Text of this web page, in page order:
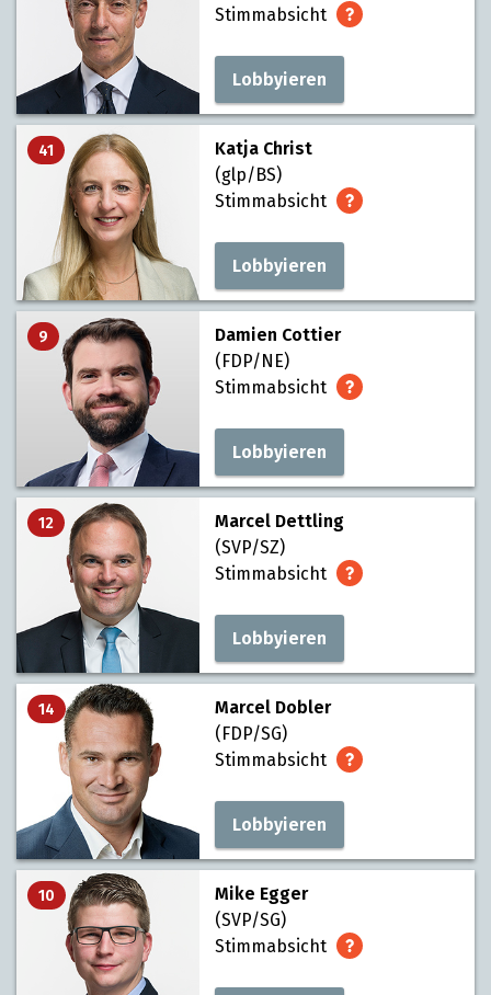
Stimmabsicht
Lobbyieren
41
Katja Christ
(glp/BS)
Stimmabsicht
Lobbyieren
9
Damien Cottier
(FDP/NE)
Stimmabsicht
Lobbyieren
12
Marcel Dettling
(SVP/SZ)
Stimmabsicht
Lobbyieren
14
Marcel Dobler
(FDP/SG)
Stimmabsicht
Lobbyieren
10
Mike Egger
(SVP/SG)
Stimmabsicht